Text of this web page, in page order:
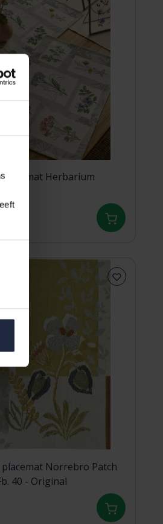
Herbarium
placemat Norrebro Patch
40 - Original